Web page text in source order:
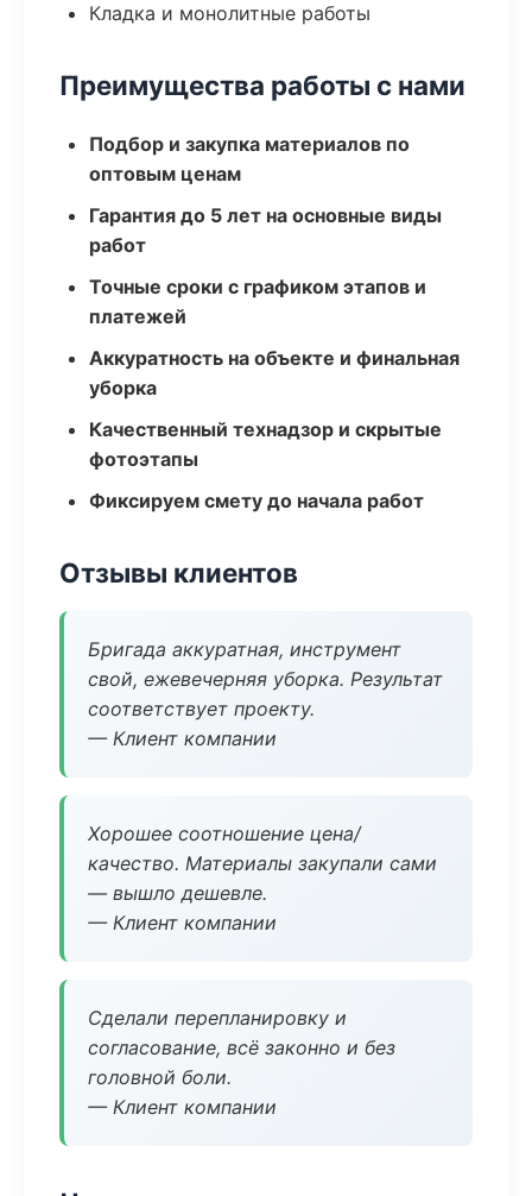
Кладка и монолитные работы
Преимущества работы с нами
Подбор и закупка материалов по
оптовым ценам
Гарантия до 5 лет на основные виды
работ
Точные сроки с графиком этапов и
платежей
Аккуратность на объекте и финальная
уборка
Качественный технадзор и скрытые
фотоэтапы
Фиксируем смету до начала работ
Отзывы клиентов
Бригада аккуратная, инструмент
свой, ежевечерняя уборка. Результат
соответствует проекту.
— Клиент компании
Хорошее соотношение цена/
качество. Материалы закупали сами
— вышло дешевле.
— Клиент компании
Сделали перепланировку и
согласование, всё законно и без
головной боли.
— Клиент компании